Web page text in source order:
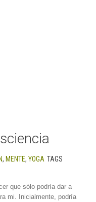
, MENTE, YOGA TAGS
que sólo podría dar a
mi. Inicialmente, podría